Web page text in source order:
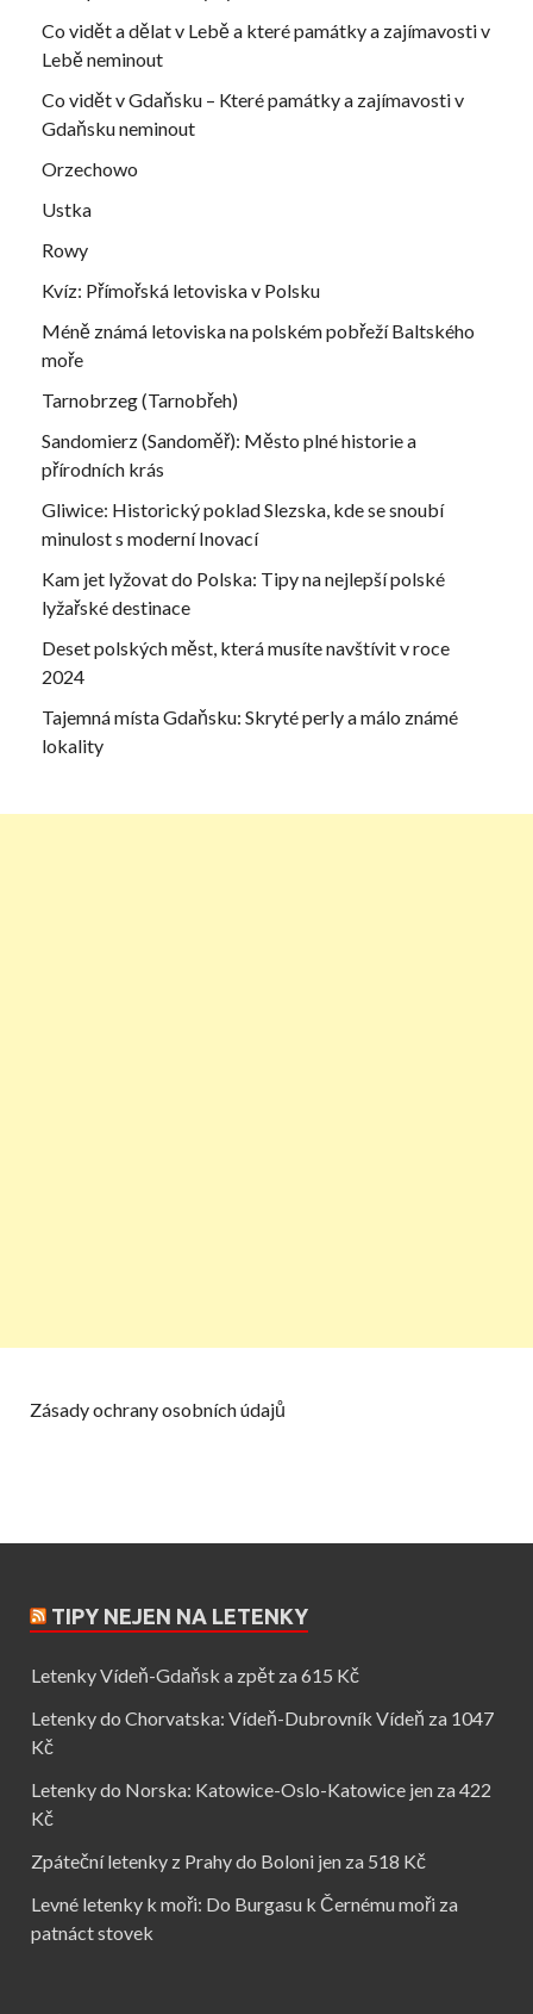
Co vidět a dělat v Lebě a které památky a zajímavosti v
Lebě neminout
Co vidět v Gdaňsku – Které památky a zajímavosti v
Gdaňsku neminout
Orzechowo
Ustka
Rowy
Kvíz: Přímořská letoviska v Polsku
Méně známá letoviska na polském pobřeží Baltského
moře
Tarnobrzeg (Tarnobřeh)
Sandomierz (Sandoměř): Město plné historie a
přírodních krás
Gliwice: Historický poklad Slezska, kde se snoubí
minulost s moderní Inovací
Kam jet lyžovat do Polska: Tipy na nejlepší polské
lyžařské destinace
Deset polských měst, která musíte navštívit v roce
2024
Tajemná místa Gdaňsku: Skryté perly a málo známé
lokality
Zásady ochrany osobních údajů
TIPY NEJEN NA LETENKY
Letenky Vídeň-Gdaňsk a zpět za 615 Kč
Letenky do Chorvatska: Vídeň-Dubrovník Vídeň za 1047
Kč
Letenky do Norska: Katowice-Oslo-Katowice jen za 422
Kč
Zpáteční letenky z Prahy do Boloni jen za 518 Kč
Levné letenky k moři: Do Burgasu k Černému moři za
patnáct stovek